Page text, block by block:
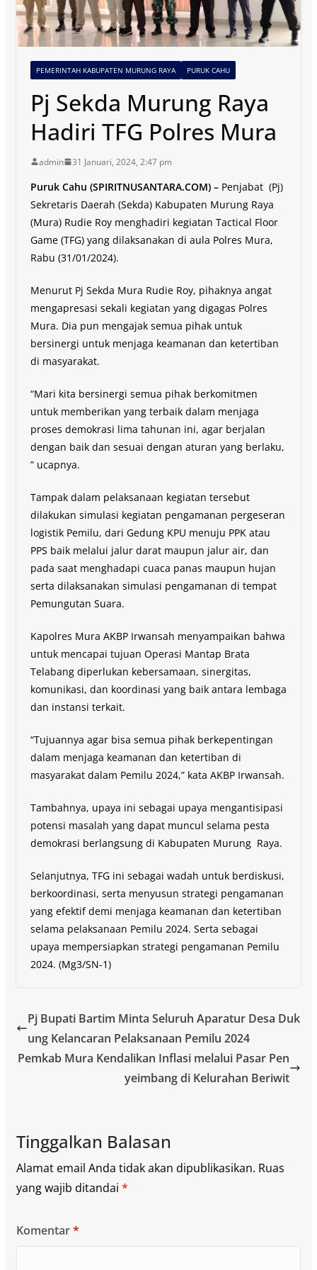
PEMERINTAH KABUPATEN MURUNG RAYA PURUK CAHU
Pj Sekda Murung Raya
Hadiri TFG Polres Mura
admin 31 Januari, 2024, 2:47 pm
Puruk Cahu (SPIRITNUSANTARA.COM) – Penjabat (Pj)
Sekretaris Daerah (Sekda) Kabupaten Murung Raya
(Mura) Rudie Roy menghadiri kegiatan Tactical Floor
Game (TFG) yang dilaksanakan di aula Polres Mura,
Rabu (31/01/2024).
Menurut Pj Sekda Mura Rudie Roy, pihaknya angat
mengapresasi sekali kegiatan yang digagas Polres
Mura. Dia pun mengajak semua pihak untuk
bersinergi untuk menjaga keamanan dan ketertiban
di masyarakat.
“Mari kita bersinergi semua pihak berkomitmen
untuk memberikan yang terbaik dalam menjaga
proses demokrasi lima tahunan ini, agar berjalan
dengan baik dan sesuai dengan aturan yang berlaku,
” ucapnya.
Tampak dalam pelaksanaan kegiatan tersebut
dilakukan simulasi kegiatan pengamanan pergeseran
logistik Pemilu, dari Gedung KPU menuju PPK atau
PPS baik melalui jalur darat maupun jalur air, dan
pada saat menghadapi cuaca panas maupun hujan
serta dilaksanakan simulasi pengamanan di tempat
Pemungutan Suara.
Kapolres Mura AKBP Irwansah menyampaikan bahwa
untuk mencapai tujuan Operasi Mantap Brata
Telabang diperlukan kebersamaan, sinergitas,
komunikasi, dan koordinasi yang baik antara lembaga
dan instansi terkait.
“Tujuannya agar bisa semua pihak berkepentingan
dalam menjaga keamanan dan ketertiban di
masyarakat dalam Pemilu 2024,” kata AKBP Irwansah.
Tambahnya, upaya ini sebagai upaya mengantisipasi
potensi masalah yang dapat muncul selama pesta
demokrasi berlangsung di Kabupaten Murung Raya.
Selanjutnya, TFG ini sebagai wadah untuk berdiskusi,
berkoordinasi, serta menyusun strategi pengamanan
yang efektif demi menjaga keamanan dan ketertiban
selama pelaksanaan Pemilu 2024. Serta sebagai
upaya mempersiapkan strategi pengamanan Pemilu
2024. (Mg3/SN-1)
Pj Bupati Bartim Minta Seluruh Aparatur Desa Duk
ung Kelancaran Pelaksanaan Pemilu 2024
Pemkab Mura Kendalikan Inflasi melalui Pasar Pen
yeimbang di Kelurahan Beriwit
Tinggalkan Balasan
Alamat email Anda tidak akan dipublikasikan. Ruas
yang wajib ditandai *
Komentar*